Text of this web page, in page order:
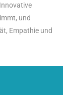
und
Empathie und